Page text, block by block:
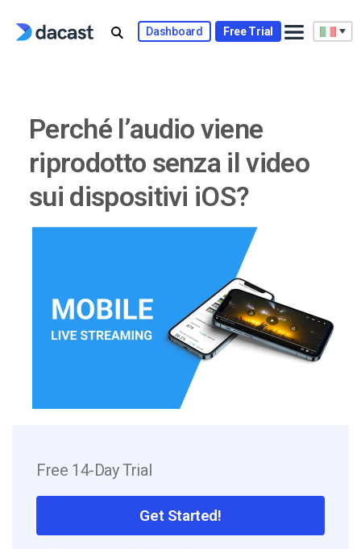
Dashboard Free Trial
Perché l’audio viene
riprodotto senza il video
sui dispositivi iOS?
Free 14-Day Trial
Get Started!